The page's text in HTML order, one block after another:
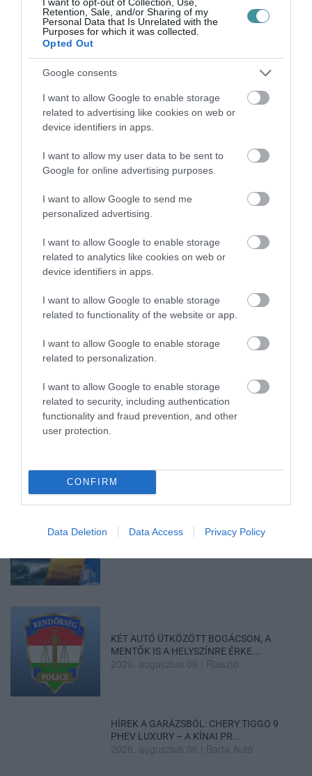
Retention, Sale, and/or Sharing of my
Personal Data that Is Unrelated with the
Purposes for which it was collected.
Opted Out
Google consents
I want to allow Google to enable storage
related to advertising like cookies on web or
device identifiers in apps.
I want to allow my user data to be sent to
Google for online advertising purposes.
I want to allow Google to send me
personalized advertising.
I want to allow Google to enable storage
related to analytics like cookies on web or
device identifiers in apps.
I want to allow Google to enable storage
related to functionality of the website or app.
I want to allow Google to enable storage
related to personalization.
I want to allow Google to enable storage
related to security, including authentication
functionality and fraud prevention, and other
user protection.
CONFIRM
Data Deletion Data Access Privacy Policy
VISSZA A FŐOLDALRA
Legfrissebb híreink
TÍZ ÉVE NEM VOLT ILYEN ALACSONY AZ
INFLÁCIÓ MAGYARORSZÁGON
2026. augusztus 07
MINDHÁROM ÜTEMBEN DOLGOZNAK A 25-
ÖS FŐÚTON EGERBEN
HALMENTÉS SZARVASKŐNÉL: ŐSHONOS
ZÁPOROK, ZIVATAROK KIALAKULHATNAK
KÉT AUTÓ ÜTKÖZÖTT BOGÁCSON, A
MENTŐK IS A HELYSZÍNRE ÉRKE...
2026. augusztus 06 Riasztó
HÍREK A GARÁZSBÓL: CHERY TIGGO 9
PHEV LUXURY – A KÍNAI PR...
2026. augusztus 06 Barta Autó